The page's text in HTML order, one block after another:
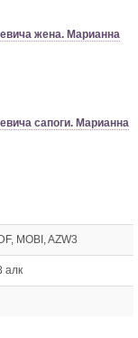
жена. Марианна
сапоги. Марианна
MOBI, AZW3
алк